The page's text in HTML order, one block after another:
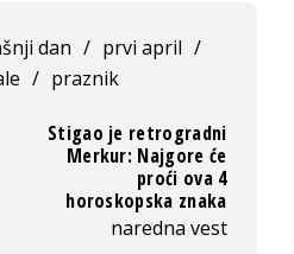
dan / prvi april /
/ praznik
Stigao je retrogradni
Merkur: Najgore će
proći ova 4
horoskopska znaka
naredna vest